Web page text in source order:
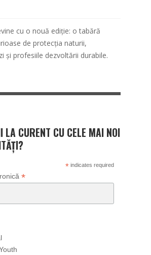
cu o nouă ediție: o tabără
de protecția naturii,
și profesiile dezvoltării durabile.
LA CURENT CU CELE MAI NOI
* indicates required
*